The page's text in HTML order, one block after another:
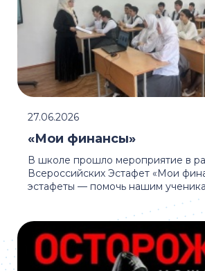
В школе прошло мероприятие в
Всероссийских Эстафет «Мои
эстафеты — помочь нашим
«Мои финансы»
27.06.2026